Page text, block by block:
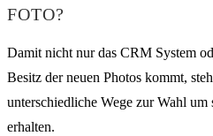
FOTO?
Damit nicht nur das CRM System
Besitz der neuen Photos kommt,
unterschiedliche Wege zur Wahl
erhalten.